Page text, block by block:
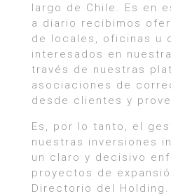
largo de Chile. Es en
a diario recibimos
de locales, oficinas u
interesados en
través de nuestras
asociaciones de
desde clientes y
Es, por lo tanto, el
nuestras inversiones
un claro y decisivo
proyectos de
Directorio del Holding.